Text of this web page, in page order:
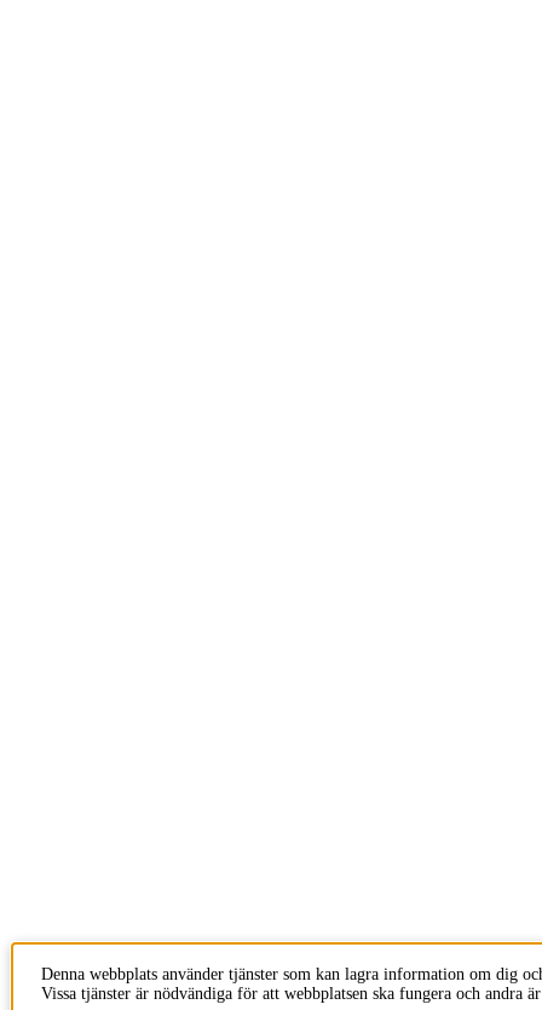
Denna webbplats använder tjänster som kan lagra information om dig
Vissa tjänster är nödvändiga för att webbplatsen ska fungera och andra